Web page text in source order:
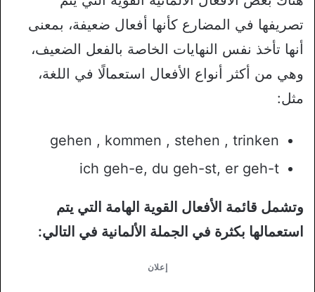
تصريفها في المضارع كأنها أفعال ضعيفة، بمعنى
أنها تأخذ نفس النهايات الخاصة بالفعل الضعيف،
وهي من أكثر أنواع الأفعال استعمالًا في اللغة،
مثل:
gehen , kommen , stehen , trinken
ich geh-e, du geh-st, er geh-t
وتشمل قائمة الأفعال القوية الهامة التي يتم
استعمالها بكثرة في الجملة الألمانية في التالي:
إعلان